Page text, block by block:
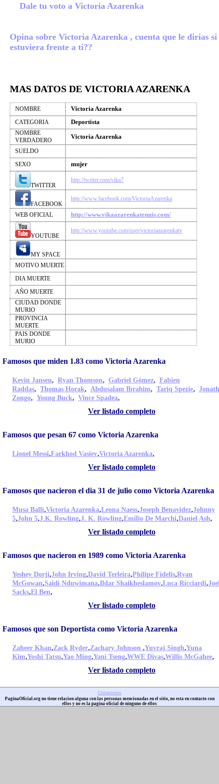
Dale tu voto a Victoria Azarenka
Opina sobre Victoria Azarenka , cuenta que le dirias si
estuviera frente a ti??
MAS DATOS DE VICTORIA AZARENKA
NOMBRE Victoria Azarenka
CATEGORIA Deportista
NOMBRE
VERDADERO
Victoria Azarenka
SUELDO
SEXO
mujer
TWITTER
http://twitter.com/vika7
FACEBOOK
http://www.facebook.com/VictoriaAzarenka
WEB OFICIAL http://www.vikaazarenkatennis.com/
YOUTUBE
http://www.youtube.com/user/victoriaazarenkatv
MY SPACE
MOTIVO MUERTE
DIA MUERTE
AÑO MUERTE
CIUDAD DONDE
MURIO
PROVINCIA
MUERTE
PAIS DONDE
MURIO
Famosos que miden 1.83 como Victoria Azarenka
Kevin Jansen, Ryan Thomson, Gabriel Gómez, Fabien
Raddas, Thomas Horak, Abdusalam Ibrahim, Tariq Spezie,
Zongo, Young Buck, Vince Spadea,
Ver listado completo
Famosos que pesan 67 como Victoria Azarenka
Lionel Messi,Farkhod Vasiev,Victoria Azarenka,
Ver listado completo
Famosos que nacieron el dia 31 de julio como Victoria Azarenka
Musa Balli,Victoria Azarenka,Leona Naess,Joseph Benavidez,Johnny
5,John 5,J.K. Rowling,J. K. Rowling,Emilio De Marchi,Daniel Ash,
Ver listado completo
Famosos que nacieron en 1989 como Victoria Azarenka
Yeshey Dorji,John Irving,David Terleira,Philipe Fidelis,Ryan
McGowan,Saidi Nduwimana,Ildar Shaikheslamov,Luca Ricciardi,
Sacks,El Ben,
Ver listado completo
Famosos que son Deportista como Victoria Azarenka
Zaheer Khan,Zack Ryder,Zachary Johnson ,Yuvraj Singh,Yuna
Kim,Yoshi Tatsu,Yao Ming,Yani Tseng,WWE Divas,Willis McGahee,
Ver listado completo
Contactenos
PaginaOficial.org no tiene relacion alguna con las personas mencionadas en el sitio, no esta en contacto con
ellos y no es la pagina oficial de ninguno de ellos